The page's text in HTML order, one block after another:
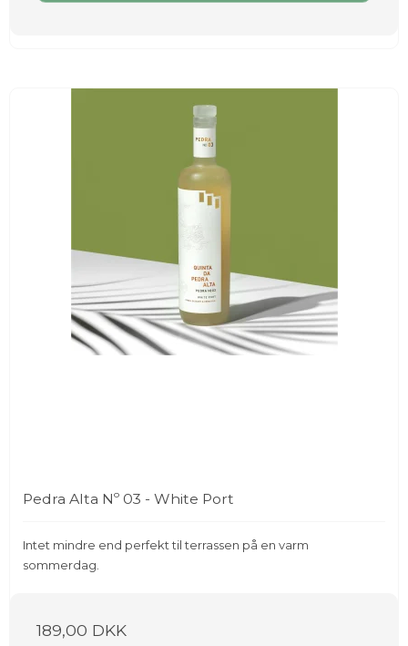
Pedra Alta Nº 03 - White Port
Intet mindre end perfekt til terrassen på en varm
sommerdag.
189,00 DKK